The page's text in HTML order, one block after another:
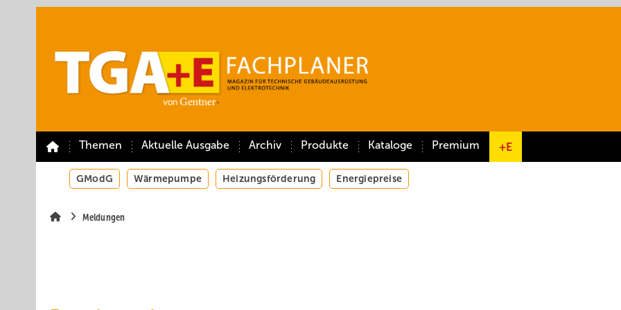
Themen Aktuelle Ausgabe Archiv Produkte Kataloge Premium +E
GModG Wärmepumpe Heizungsförderung Energiepreise
Meldungen